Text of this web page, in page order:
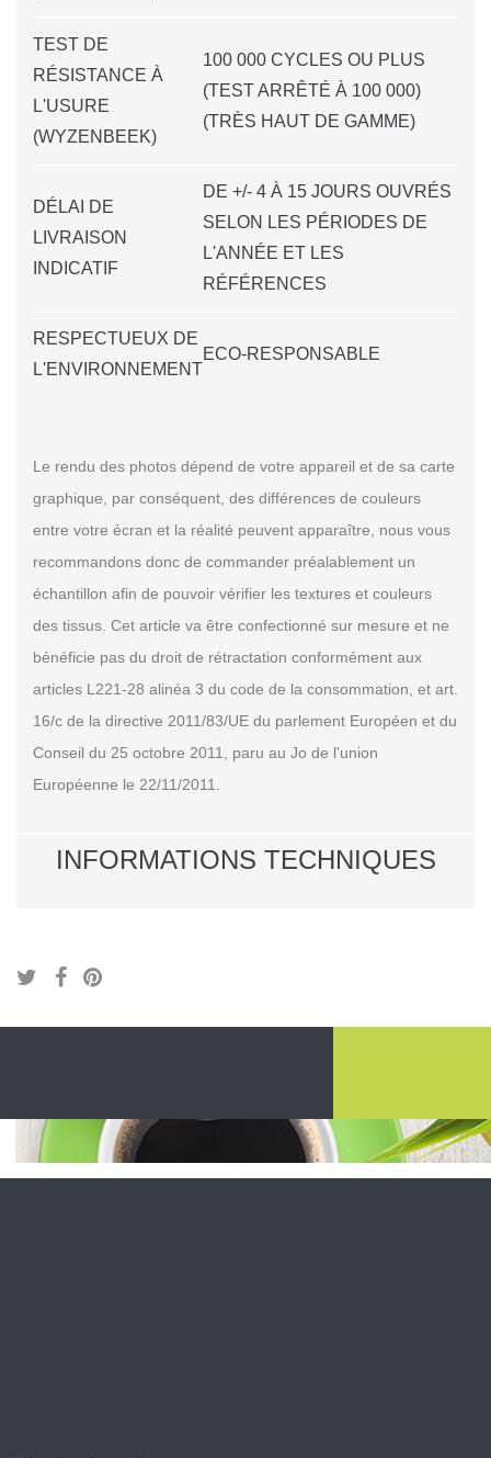
TEST DE
RÉSISTANCE À
L'USURE
(WYZENBEEK)
100 000 CYCLES OU PLUS
(TEST ARRÊTÉ À 100 000)
(TRÈS HAUT DE GAMME)
DÉLAI DE
LIVRAISON
INDICATIF
DE +/- 4 À 15 JOURS OUVRÉS
SELON LES PÉRIODES DE
L'ANNÉE ET LES
RÉFÉRENCES
RESPECTUEUX DE
L'ENVIRONNEMENT
ECO-RESPONSABLE
Le rendu des photos dépend de votre appareil et de sa carte
graphique, par conséquent, des différences de couleurs
entre votre écran et la réalité peuvent apparaître, nous vous
recommandons donc de commander préalablement un
échantillon afin de pouvoir vérifier les textures et couleurs
des tissus. Cet article va être confectionné sur mesure et ne
bénéficie pas du droit de rétractation conformément aux
articles L221-28 alinéa 3 du code de la consommation, et art.
16/c de la directive 2011/83/UE du parlement Européen et du
Conseil du 25 octobre 2011, paru au Jo de l'union
Européenne le 22/11/2011.
INFORMATIONS TECHNIQUES